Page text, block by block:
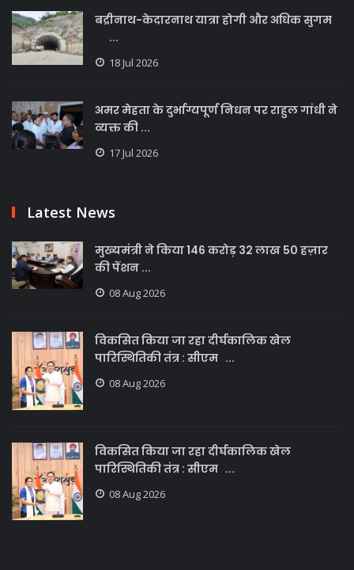
बद्रीनाथ-केदारनाथ यात्रा होगी और अधिक सुगम
...
18 Jul 2026
अमर मेहता के दुर्भाग्यपूर्ण निधन पर राहुल गांधी ने
व्यक्त की ...
17 Jul 2026
Latest News
मुख्यमंत्री ने किया 146 करोड़ 32 लाख 50 हज़ार
की पेंशन ...
08 Aug 2026
विकसित किया जा रहा दीर्घकालिक खेल
पारिस्थितिकी तंत्र : सीएम ...
08 Aug 2026
विकसित किया जा रहा दीर्घकालिक खेल
पारिस्थितिकी तंत्र : सीएम ...
08 Aug 2026